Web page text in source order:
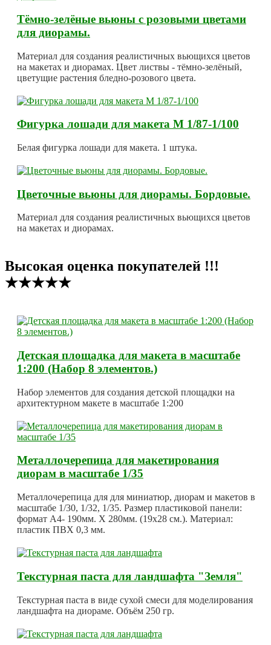
Тёмно-зелёные вьюны с розовыми цветами
для диорамы.
Материал для создания реалистичных вьющихся цветов
на макетах и диорамах. Цвет листвы - тёмно-зелёный,
цветущие растения бледно-розового цвета.
Фигурка лошади для макета М 1/87-1/100
Белая фигурка лошади для макета. 1 штука.
Цветочные вьюны для диорамы. Бордовые.
Материал для создания реалистичных вьющихся цветов
на макетах и диорамах.
Высокая оценка покупателей !!!
★★★★★
Детская площадка для макета в масштабе
1:200 (Набор 8 элементов.)
Набор элементов для создания детской площадки на
архитектурном макете в масштабе 1:200
Металлочерепица для макетирования
диорам в масштабе 1/35
Металлочерепица для для миниатюр, диорам и макетов в
масштабе 1/30, 1/32, 1/35. Размер пластиковой панели:
формат А4- 190мм. Х 280мм. (19х28 см.). Материал:
пластик ПВХ 0,3 мм.
Текстурная паста для ландшафта "Земля"
Текстурная паста в виде сухой смеси для моделирования
ландшафта на диораме. Объём 250 гр.